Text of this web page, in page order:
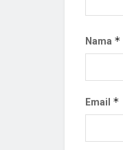
Nama *
Email *